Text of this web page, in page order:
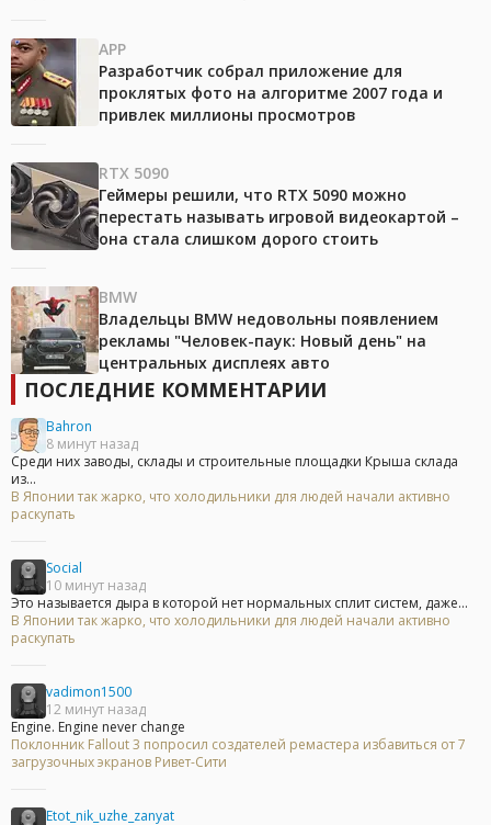
APP
Разработчик собрал приложение для
проклятых фото на алгоритме 2007 года и
привлек миллионы просмотров
RTX 5090
Геймеры решили, что RTX 5090 можно
перестать называть игровой видеокартой –
она стала слишком дорого стоить
BMW
Владельцы BMW недовольны появлением
рекламы "Человек-паук: Новый день" на
центральных дисплеях авто
ПОСЛЕДНИЕ КОММЕНТАРИИ
Bahron
8 минут назад
Среди них заводы, склады и строительные площадки Крыша склада
из...
В Японии так жарко, что холодильники для людей начали активно
раскупать
Social
10 минут назад
Это называется дыра в которой нет нормальных сплит систем, даже...
В Японии так жарко, что холодильники для людей начали активно
раскупать
vadimon1500
12 минут назад
Engine. Engine never change
Поклонник Fallout 3 попросил создателей ремастера избавиться от 7
загрузочных экранов Ривет-Сити
Etot_nik_uzhe_zanyat